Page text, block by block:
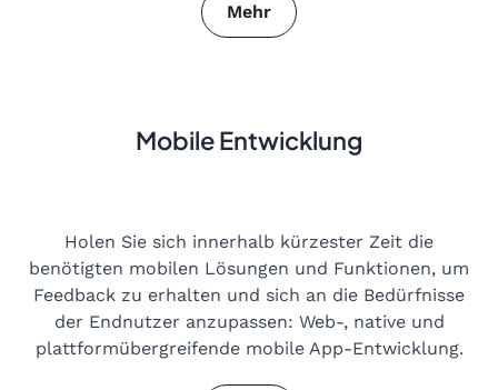
Mehr
Mobile Entwicklung
Holen Sie sich innerhalb kürzester Zeit die
benötigten mobilen Lösungen und Funktionen, um
Feedback zu erhalten und sich an die Bedürfnisse
der Endnutzer anzupassen: Web-, native und
plattformübergreifende mobile App-Entwicklung.